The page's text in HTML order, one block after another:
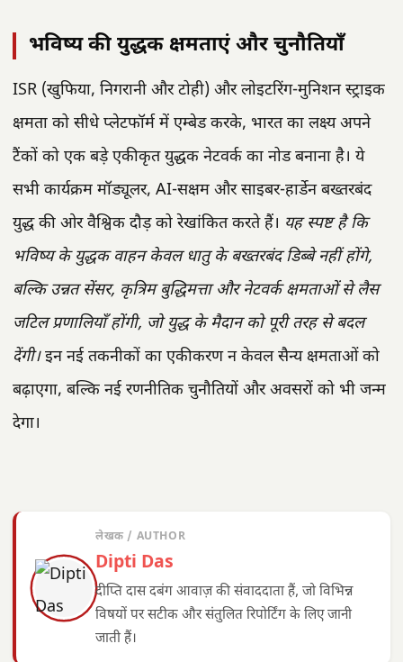
भविष्य की युद्धक क्षमताएं और चुनौतियाँ
ISR (खुफिया, निगरानी और टोही) और लोइटरिंग-मुनिशन स्ट्राइक
क्षमता को सीधे प्लेटफॉर्म में एम्बेड करके, भारत का लक्ष्य अपने
टैंकों को एक बड़े एकीकृत युद्धक नेटवर्क का नोड बनाना है। ये
सभी कार्यक्रम मॉड्यूलर, AI-सक्षम और साइबर-हार्डेन बख्तरबंद
युद्ध की ओर वैश्विक दौड़ को रेखांकित करते हैं। यह स्पष्ट है कि
भविष्य के युद्धक वाहन केवल धातु के बख्तरबंद डिब्बे नहीं होंगे,
बल्कि उन्नत सेंसर, कृत्रिम बुद्धिमत्ता और नेटवर्क क्षमताओं से लैस
जटिल प्रणालियाँ होंगी, जो युद्ध के मैदान को पूरी तरह से बदल
देंगी।इन नई तकनीकों का एकीकरण न केवल सैन्य क्षमताओं को
बढ़ाएगा, बल्कि नई रणनीतिक चुनौतियों और अवसरों को भी जन्म
देगा।
लेखक / AUTHOR
Dipti Das
दीप्ति दास दबंग आवाज़ की संवाददाता हैं, जो विभिन्न
विषयों पर सटीक और संतुलित रिपोर्टिंग के लिए जानी
जाती हैं।